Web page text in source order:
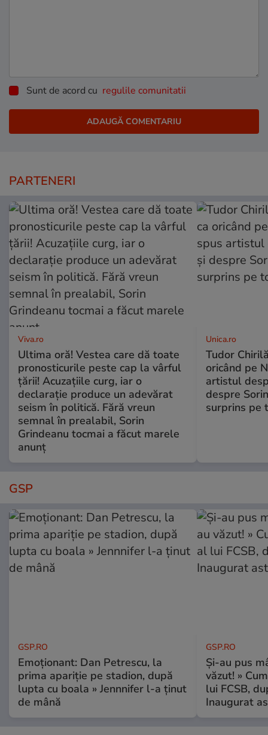
Sunt de acord cu regulile comunitatii
PARTENERI
Viva.ro
Ultima oră! Vestea care dă toate
pronosticurile peste cap la vârful
țării! Acuzațiile curg, iar o
declarație produce un adevărat
seism în politică. Fără vreun
semnal în prealabil, Sorin
Grindeanu tocmai a făcut marele
anunț
Unica.ro
Tudor
oricând pe
artistul
despre
surprins pe
GSP
GSP.RO
Emoționant: Dan Petrescu, la
prima apariție pe stadion, după
lupta cu boala » Jennnifer l-a ținut
de mână
GSP.RO
Și-au pus
văzut! »
lui FCSB,
Inaugurat